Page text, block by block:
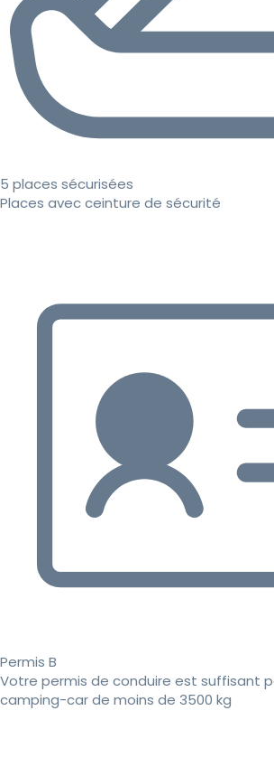
5 places sécurisées
Places avec ceinture de sécurité
Permis B
Votre permis de conduire est suffisant
camping-car de moins de 3500 kg